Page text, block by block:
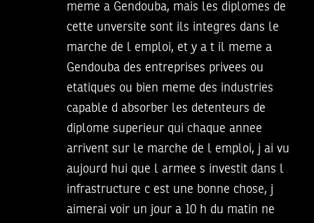
meme a Gendouba, mais les diplomes de
cette unversite sont ils integres dans le
marche de l emploi, et y a t il meme a
Gendouba des entreprises privees ou
etatiques ou bien meme des industries
capable d absorber les detenteurs de
diplome superieur qui chaque annee
arrivent sur le marche de l emploi, j ai vu
aujourd hui que l armee s investit dans l
infrastructure c est une bonne chose, j
aimerai voir un jour a 10 h du matin ne